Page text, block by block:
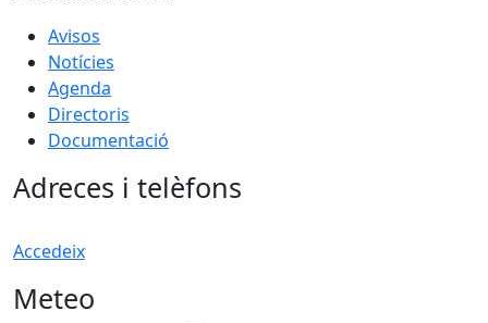
Avisos
Notícies
Agenda
Directoris
Documentació
Adreces i telèfons
Accedeix
Meteo